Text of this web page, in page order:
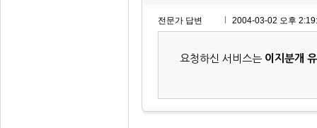
전문가 답변 2004-03-02 오후
요청하신 서비스는 이지분개